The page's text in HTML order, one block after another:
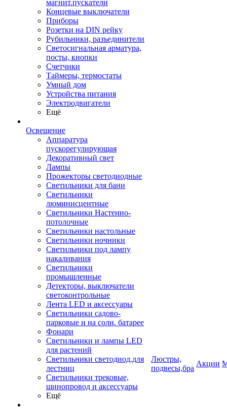
магнит.пускатели
Концевые выключатели
Приборы
Розетки на DIN рейку
Рубильники, разъединители
Светосигнальная арматура,
посты, кнопки
Счетчики
Таймеры, термостаты
Умный дом
Устройства питания
Электродвигатели
Ещё
Освещение
Аппаратура
пускорегулирующая
Декоративный свет
Лампы
Прожекторы светодиодные
Светильники для бани
Светильники
люминисцентные
Светильники Настенно-
потолочные
Светильники настольные
Светильники ночники
Светильники под лампу
накаливания
Светильники
промышленные
Детекторы, выключатели
светоконтрольные
Лента LED и аксессуары
Светильники садово-
парковые и на солн. батарее
Фонари
Светильники и лампы LED
для растений
Светильники светодиод.для
лестниц
Светильники трековые,
шинопровод и аксессуары
Ещё
Люстры,
подвесы,бра
Акции